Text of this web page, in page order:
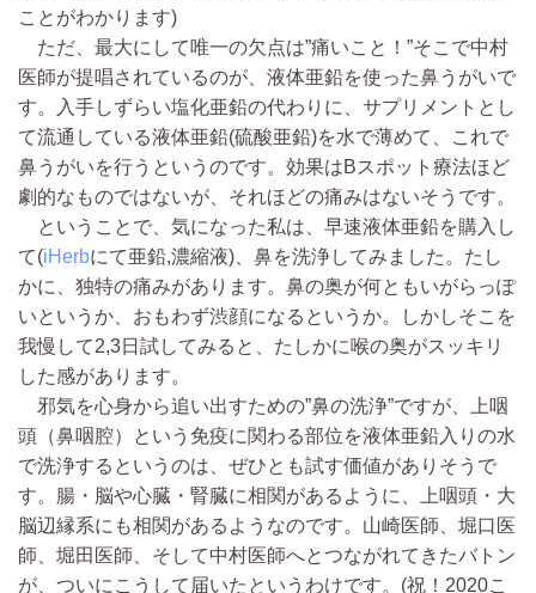
ことがわかります)
ただ、最大にして唯一の欠点は”痛いこと！”そこで中村
医師が提唱されているのが、液体亜鉛を使った鼻うがいで
す。入手しずらい塩化亜鉛の代わりに、サプリメントとし
て流通している液体亜鉛(硫酸亜鉛)を水で薄めて、これで
鼻うがいを行うというのです。効果はBスポット療法ほど
劇的なものではないが、それほどの痛みはないそうです。
ということで、気になった私は、早速液体亜鉛を購入し
て(iHerbにて亜鉛,濃縮液)、鼻を洗浄してみました。たし
かに、独特の痛みがあります。鼻の奥が何ともいがらっぽ
いというか、おもわず渋顔になるというか。しかしそこを
我慢して2,3日試してみると、たしかに喉の奥がスッキリ
した感があります。
邪気を心身から追い出すための”鼻の洗浄”ですが、上咽
頭（鼻咽腔）という免疫に関わる部位を液体亜鉛入りの水
で洗浄するというのは、ぜひとも試す価値がありそうで
す。腸・脳や心臓・腎臓に相関があるように、上咽頭・大
脳辺縁系にも相関があるようなのです。山崎医師、堀口医
師、堀田医師、そして中村医師へとつながれてきたバトン
が、ついにこうして届いたというわけです。(祝！2020こ